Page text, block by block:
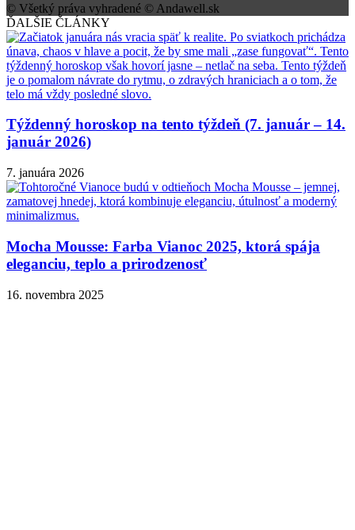
© Všetký práva vyhradené © Andawell.sk
ĎALŠIE ČLÁNKY
Týždenný horoskop na tento týždeň (7. január – 14.
január 2026)
7. januára 2026
Mocha Mousse: Farba Vianoc 2025, ktorá spája
eleganciu, teplo a prirodzenosť
16. novembra 2025